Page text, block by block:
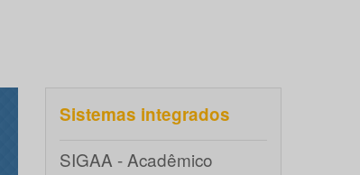
Sistemas integrados
SIGAA - Acadêmico